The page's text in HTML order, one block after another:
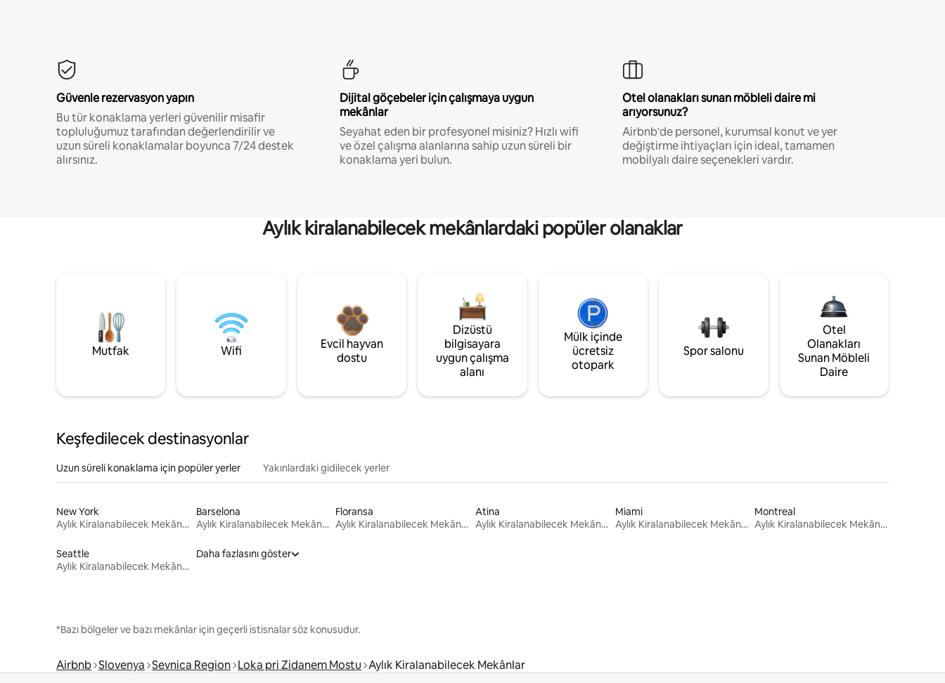
Güvenle rezervasyon yapın
Bu tür konaklama yerleri güvenilir misafir
topluluğumuz tarafından değerlendirilir ve
uzun süreli konaklamalar boyunca 7/24 destek
alırsınız.
Dijital göçebeler için çalışmaya uygun
mekânlar
Seyahat eden bir profesyonel misiniz? Hızlı wifi
ve özel çalışma alanlarına sahip uzun süreli bir
konaklama yeri bulun.
Otel olanakları sunan möbleli daire mi
arıyorsunuz?
Airbnb'de personel, kurumsal konut ve yer
değiştirme ihtiyaçları için ideal, tamamen
mobilyalı daire seçenekleri vardır.
Aylık kiralanabilecek mekânlardaki popüler olanaklar
Mutfak Wifi
Evcil hayvan
dostu
Dizüstü
bilgisayara
uygun çalışma
alanı
Mülk içinde
ücretsiz
otopark
Spor salonu
Otel
Olanakları
Sunan Möbleli
Daire
Keşfedilecek destinasyonlar
Uzun süreli konaklama için popüler yerler Yakınlardaki gidilecek yerler
New York
Aylık Kiralanabilecek Mekânlar
Barselona
Aylık Kiralanabilecek Mekânlar
Floransa
Aylık Kiralanabilecek Mekânlar
Atina
Aylık Kiralanabilecek Mekânlar
Miami
Aylık Kiralanabilecek Mekânlar
Montreal
Aylık Kiralanabilecek Mekânlar
Seattle
Aylık Kiralanabilecek Mekânlar
Daha fazlasını göster
*Bazı bölgeler ve bazı mekânlar için geçerli istisnalar söz konusudur.
Airbnb Slovenya Sevnica Region Loka pri Zidanem Mostu Aylık Kiralanabilecek Mekânlar